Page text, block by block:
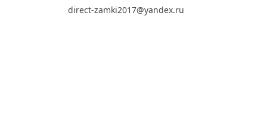
direct-zamki2017@yandex.ru